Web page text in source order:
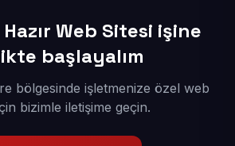
Web Sitesi işine
başlayalım
bölgesinde işletmenize özel web
bizimle iletişime geçin.